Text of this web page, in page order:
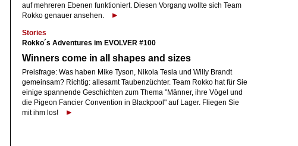
auf mehreren Ebenen funktioniert. Diesen Vorgang wollte sich Team
Rokko genauer ansehen.
Stories
Rokko´s Adventures im EVOLVER #100
Winners come in all shapes and sizes
Preisfrage: Was haben Mike Tyson, Nikola Tesla und Willy Brandt
gemeinsam? Richtig: allesamt Taubenzüchter. Team Rokko hat für Sie
einige spannende Geschichten zum Thema "Männer, ihre Vögel und
die Pigeon Fancier Convention in Blackpool" auf Lager. Fliegen Sie
mit ihm los!